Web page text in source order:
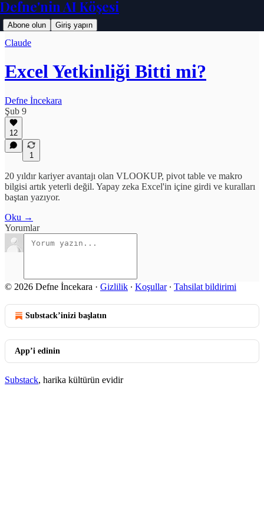
Defne'nin AI Köşesi
Abone olun Giriş yapın
Claude
Excel Yetkinliği Bitti mi?
Defne İncekara
Şub 9
12
1
20 yıldır kariyer avantajı olan VLOOKUP, pivot table ve makro
bilgisi artık yeterli değil. Yapay zeka Excel'in içine girdi ve kuralları
baştan yazıyor.
Oku →
Yorumlar
© 2026 Defne İncekara · Gizlilik ∙ Koşullar∙ Tahsilat bildirimi
Substack’inizi başlatın
App’i edinin
Substack, harika kültürün evidir